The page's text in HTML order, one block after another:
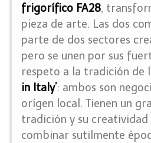
frigorífico FA28,
pieza de arte. Las dos
parte de dos sectores
pero se unen por sus
respeto a la tradición de
in Italy’: ambos son
orígen local. Tienen un
tradición y su
combinar sutilmente